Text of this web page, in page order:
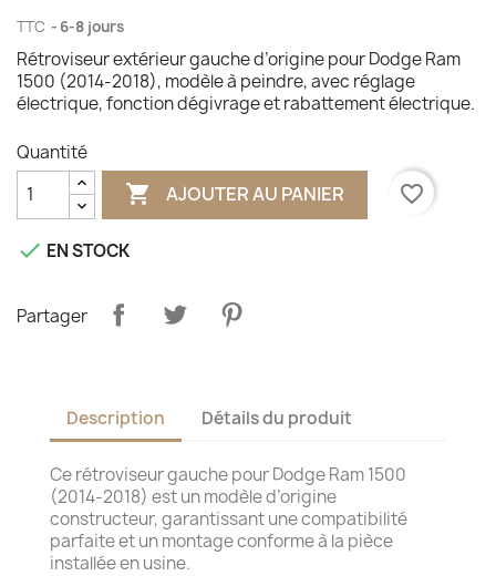
TTC 6-8 jours
Rétroviseur extérieur gauche d’origine pour Dodge Ram
1500 (2014-2018), modèle à peindre, avec réglage
électrique, fonction dégivrage et rabattement électrique.
Quantité
 AJOUTER AU PANIER favorite_border
 EN STOCK
Partager
Description Détails du produit
Ce rétroviseur gauche pour Dodge Ram 1500
(2014-2018) est un modèle d’origine
constructeur, garantissant une compatibilité
parfaite et un montage conforme à la pièce
installée en usine.